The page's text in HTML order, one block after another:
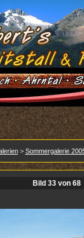
> Sommergalerie
Bild 33 von 68